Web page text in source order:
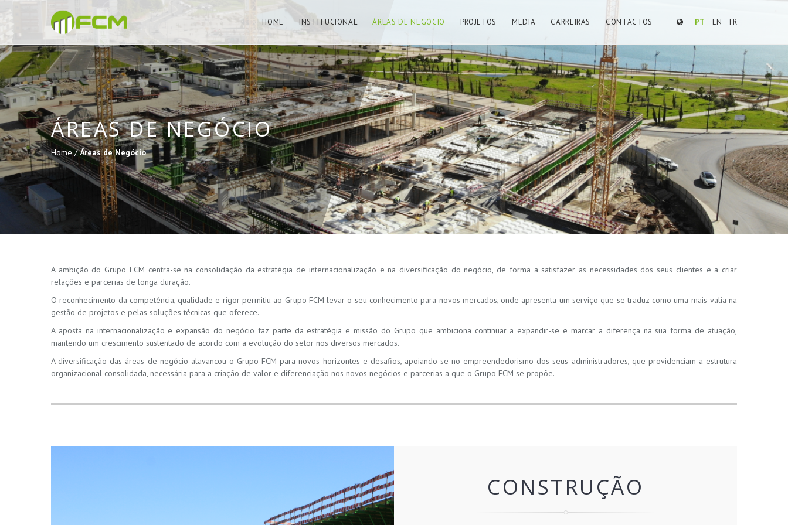
PT EN FR
HOME INSTITUCIONAL ÁREAS DE NEGÓCIO PROJETOS MEDIA CARREIRAS CONTACTOS
ÁREAS DE NEGÓCIO
Home /Áreas de Negócio
A ambição do Grupo FCM centra-se na consolidação da estratégia de internacionalização e na diversificação do negócio, de forma a satisfazer as necessidades dos seus clientes e a criar
relações e parcerias de longa duração.
O reconhecimento da competência, qualidade e rigor permitiu ao Grupo FCM levar o seu conhecimento para novos mercados, onde apresenta um serviço que se traduz como uma mais-valia na
gestão de projetos e pelas soluções técnicas que oferece.
A aposta na internacionalização e expansão do negócio faz parte da estratégia e missão do Grupo que ambiciona continuar a expandir-se e marcar a diferença na sua forma de atuação,
mantendo um crescimento sustentado de acordo com a evolução do setor nos diversos mercados.
A diversificação das áreas de negócio alavancou o Grupo FCM para novos horizontes e desafios, apoiando-se no empreendedorismo dos seus administradores, que providenciam a estrutura
organizacional consolidada, necessária para a criação de valor e diferenciação nos novos negócios e parcerias a que o Grupo FCM se propõe.
CONSTRUÇÃO